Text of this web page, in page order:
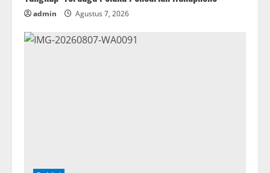
admin Agustus 7, 2026